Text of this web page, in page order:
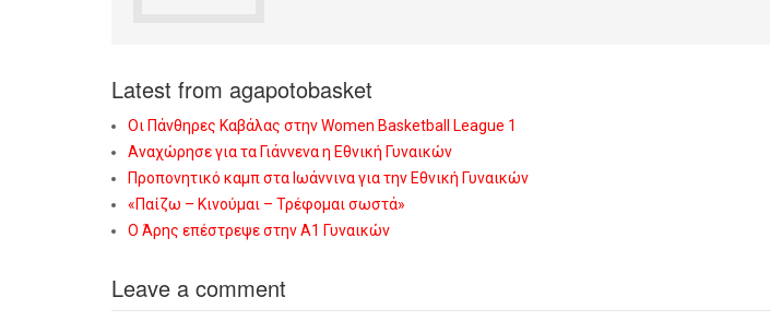
Latest from agapotobasket
Οι Πάνθηρες Καβάλας στην Women Basketball League 1
Αναχώρησε για τα Γιάννενα η Εθνική Γυναικών
Προπονητικό καμπ στα Ιωάννινα για την Εθνική Γυναικών
«Παίζω – Κινούμαι – Τρέφομαι σωστά»
Ο Άρης επέστρεψε στην Α1 Γυναικών
Leave a comment